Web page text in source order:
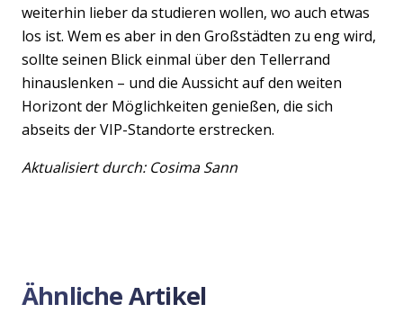
weiterhin lieber da studieren wollen, wo auch etwas
los ist. Wem es aber in den Großstädten zu eng wird,
sollte seinen Blick einmal über den Tellerrand
hinauslenken – und die Aussicht auf den weiten
Horizont der Möglichkeiten genießen, die sich
abseits der VIP-Standorte erstrecken.
Aktualisiert durch: Cosima Sann
Ähnliche Artikel